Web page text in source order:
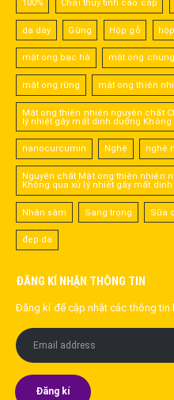
100% Chai thuỷ tinh cao cấp
dạ dày Gừng Hộp gỗ
mật ong bạc hà mật ong
mật ong rừng mật ong thiên
Mật ong thiên nhiên nguyên chất
lý nhiệt gây mất dinh dưỡng Không
nanocurcumin Nghệ nghệ
Nguyên chất Mật ong thiên nhiên
Không qua xử lý nhiệt gây mất
Nhân sâm Sang trọng Sữa
đẹp da
ĐĂNG KÍ NHẬN THÔNG TIN
Đăng kí để cập nhật các thông tin